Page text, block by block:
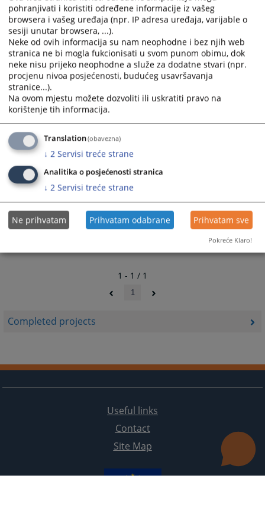
Completed projects
the
calendar
and
select
a
date.
Press
the
question
mark
key
to
the
keyboard
shortcuts
for
changing
the
calendar
and
select
a
date.
Press
the
question
mark
key
get
the
keyboard
shortcuts
for
changing
1 - 1 / 1
1
Useful links
Contact
Site Map
pohranjivati i koristiti određene informacije iz vašeg
browsera i vašeg uređaja (npr. IP adresa uređaja, varijable o
sesiji unutar browsera, ...).
Neke od ovih informacija su nam neophodne i bez njih web
stranica ne bi mogla fukcionisati u svom punom obimu, dok
neke nisu prijeko neophodne a služe za dodatne stvari (npr.
procjenu nivoa posjećenosti, budućeg usavršavanja
stranice...).
Na ovom mjestu možete dozvoliti ili uskratiti pravo na
korištenje tih informacija.
Translation(obavezna)
↓ 2 Servisi treće strane
Analitika o posjećenosti stranica
↓ 2 Servisi treće strane
Ne prihvatam Prihvatam odabrane Prihvatam sve
Pokreće Klaro!